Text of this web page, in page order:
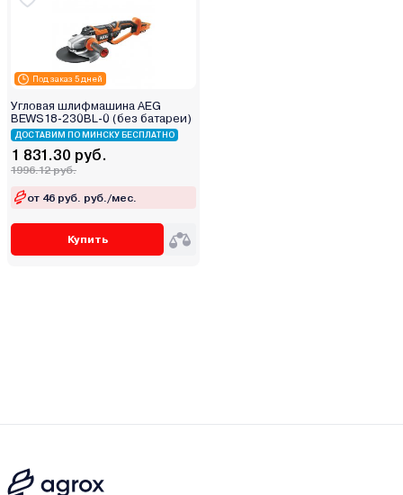
Под заказ 5 дней
Угловая шлифмашина AEG
BEWS18-230BL-0 (без батареи)
ДОСТАВИМ ПО МИНСКУ БЕСПЛАТНО
1 831.30 руб.
1996.12 руб.
от 46 руб. руб./мес.
Купить